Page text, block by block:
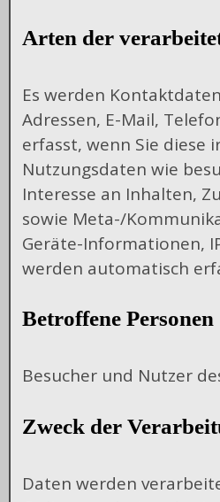
Arten der
Es werden
Adressen, E-Mail,
erfasst, wenn Sie diese
Nutzungsdaten wie
Interesse an Inhalten,
sowie Meta-/
Geräte-Informationen,
werden automatisch
Betroffene Personen
Besucher und Nutzer
Zweck der
Daten werden